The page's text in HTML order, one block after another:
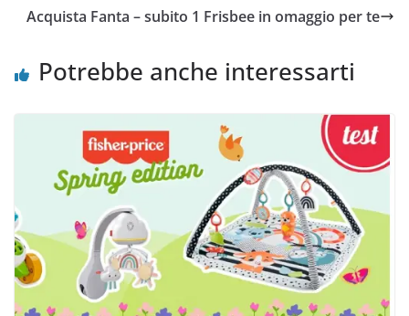
Acquista Fanta – subito 1 Frisbee in omaggio per te
Potrebbe anche interessarti